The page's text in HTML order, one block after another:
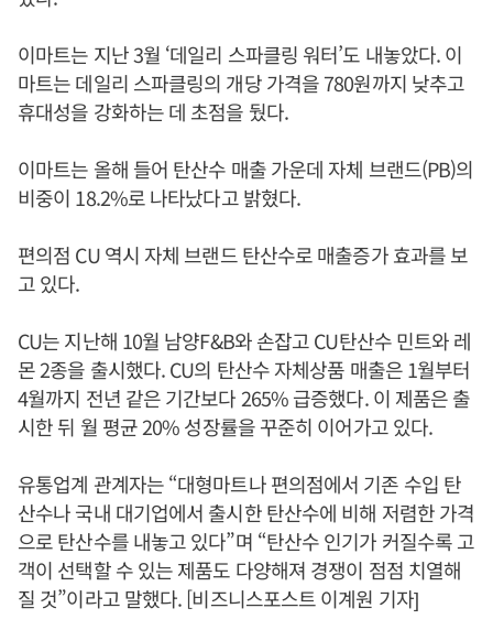
이마트는 지난 3월 ‘데일리 스파클링 워터’도 내놓았다. 이
마트는 데일리 스파클링의 개당 가격을 780원까지 낮추고
휴대성을 강화하는 데 초점을 뒀다.
이마트는 올해 들어 탄산수 매출 가운데 자체 브랜드(PB)의
비중이 18.2%로 나타났다고 밝혔다.
편의점 CU 역시 자체 브랜드 탄산수로 매출증가 효과를 보
고 있다.
CU는 지난해 10월 남양F&B와 손잡고 CU탄산수 민트와 레
몬 2종을 출시했다. CU의 탄산수 자체상품 매출은 1월부터
4월까지 전년 같은 기간보다 265% 급증했다. 이 제품은 출
시한 뒤 월 평균 20% 성장률을 꾸준히 이어가고 있다.
유통업계 관계자는 “대형마트나 편의점에서 기존 수입 탄
산수나 국내 대기업에서 출시한 탄산수에 비해 저렴한 가격
으로 탄산수를 내놓고 있다”며 “탄산수 인기가 커질수록 고
객이 선택할 수 있는 제품도 다양해져 경쟁이 점점 치열해
질 것”이라고 말했다. [비즈니스포스트 이계원 기자]